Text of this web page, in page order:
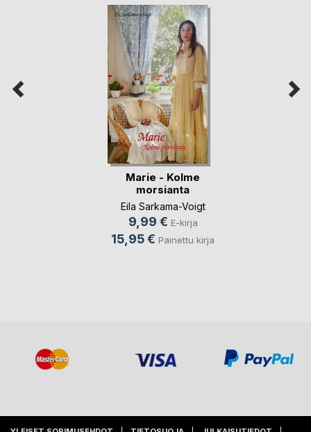
Marie - Kolme
morsianta
Eila Sarkama-Voigt
9,99 € E-kirja
15,95 € Painettu kirja